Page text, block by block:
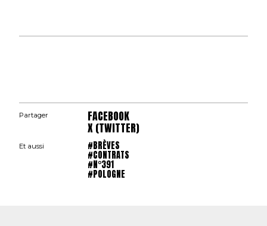
Partager FACEBOOK
X (TWITTER)
Et aussi #BRÈVES
#CONTRATS
#N°391
#POLOGNE